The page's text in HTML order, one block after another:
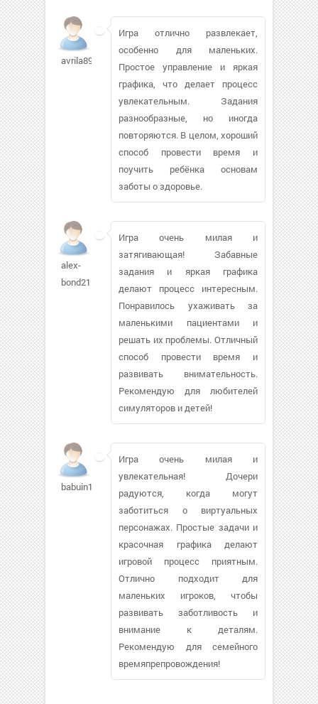
avrila89
Игра отлично развлекает,
особенно для маленьких.
Простое управление и яркая
графика, что делает процесс
увлекательным. Задания
разнообразные, но иногда
повторяются. В целом, хороший
способ провести время и
поучить ребёнка основам
заботы о здоровье.
alex-
bond21
Игра очень милая и
затягивающая! Забавные
задания и яркая графика
делают процесс интересным.
Понравилось ухаживать за
маленькими пациентами и
решать их проблемы. Отличный
способ провести время и
развивать внимательность.
Рекомендую для любителей
симуляторов и детей!
babuin158605
Игра очень милая и
увлекательная! Дочери
радуются, когда могут
заботиться о виртуальных
персонажах. Простые задачи и
красочная графика делают
игровой процесс приятным.
Отлично подходит для
маленьких игроков, чтобы
развивать заботливость и
внимание к деталям.
Рекомендую для семейного
времяпрепровождения!